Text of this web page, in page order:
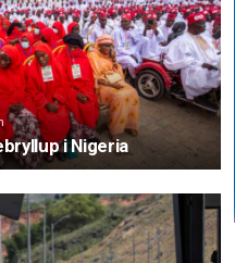
i Nigeria